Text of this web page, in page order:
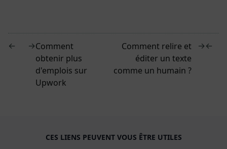
← →Comment
obtenir plus
d'emplois sur
Upwork
Comment relire et
éditer un texte
comme un humain ?
→←
CES LIENS PEUVENT VOUS ÊTRE UTILES